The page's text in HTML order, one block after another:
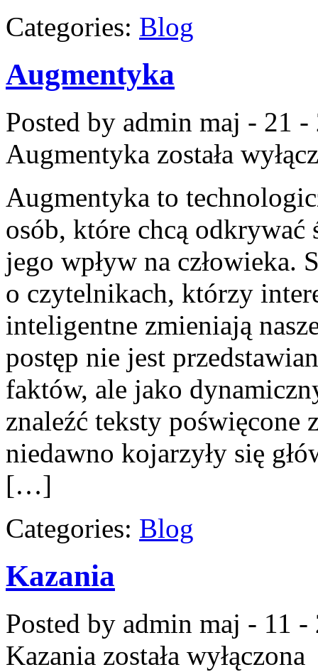
Categories: Blog
Augmentyka
Posted by admin maj - 21 -
Augmentyka została
Augmentyka to
osób, które chcą
jego wpływ na człowieka.
o czytelnikach, którzy
inteligentne zmieniają
postęp nie jest
faktów, ale jako
znaleźć teksty poświęcone
niedawno kojarzyły się
[…]
Categories: Blog
Kazania
Posted by admin maj - 11 -
Kazania została wyłączona